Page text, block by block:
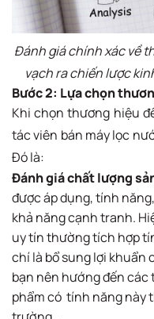
Đánh giá chính xác về
vạch ra chiến lược
Bước 2: Lựa chọn
Khi chọn thương hiệu
tác viên bán máy lọc
Đó là:
Đánh giá chất lượng
được áp dụng, tính
khả năng cạnh tranh.
uy tín thường tích hợp
chí là bổ sung lợi khuẩn
bạn nên hướng đến
phẩm có tính năng này